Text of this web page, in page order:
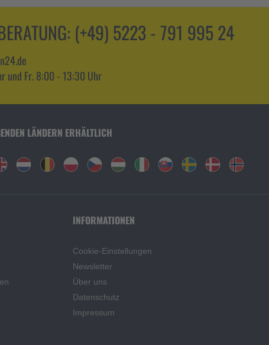
(+49) 5223 - 791 995 24
und Fr. 8:00 - 13:30 Uhr
LÄNDERN ERHÄLTLICH
INFORMATIONEN
Cookie-Einstellungen
Newsletter
Über uns
Datenschutz
Impressum